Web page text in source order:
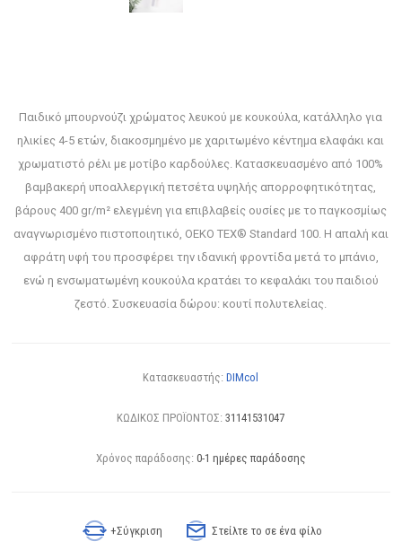
Παιδικό μπουρνούζι χρώματος λευκού με κουκούλα, κατάλληλο για
ηλικίες 4-5 ετών, διακοσμημένο με χαριτωμένο κέντημα ελαφάκι και
χρωματιστό ρέλι με μοτίβο καρδούλες. Κατασκευασμένο από 100%
βαμβακερή υποαλλεργική πετσέτα υψηλής απορροφητικότητας,
βάρους 400 gr/m² ελεγμένη για επιβλαβείς ουσίες με το παγκοσμίως
αναγνωρισμένο πιστοποιητικό, OEKO TEX® Standard 100. Η απαλή και
αφράτη υφή του προσφέρει την ιδανική φροντίδα μετά το μπάνιο,
ενώ η ενσωματωμένη κουκούλα κρατάει το κεφαλάκι του παιδιού
ζεστό. Συσκευασία δώρου: κουτί πολυτελείας.
Κατασκευαστής: DIMcol
ΚΩΔΙΚΟΣ ΠΡΟΪΟΝΤΟΣ: 31141531047
Χρόνος παράδοσης: 0-1 ημέρες παράδοσης
+Σύγκριση Στείλτε το σε ένα φίλο